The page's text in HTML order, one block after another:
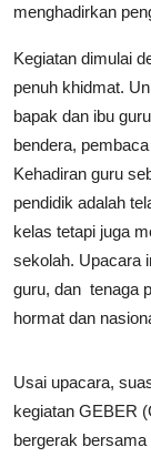
menghadirkan
Kegiatan dimulai
penuh khidmat.
bapak dan ibu
bendera,
Kehadiran guru
pendidik adalah
kelas tetapi juga
sekolah. Upacara
guru, dan tenaga
hormat dan
Usai upacara,
kegiatan GEBER
bergerak